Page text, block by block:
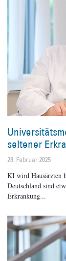
seltener
28. Februar 2025
KI wird Hausärzten
Deutschland sind
Erkrankung